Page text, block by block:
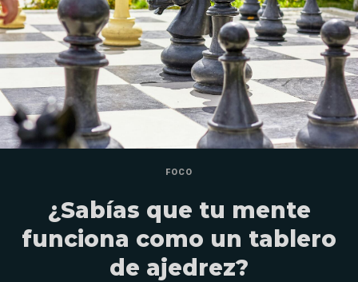
FOCO
¿Sabías que tu mente
funciona como un tablero
de ajedrez?